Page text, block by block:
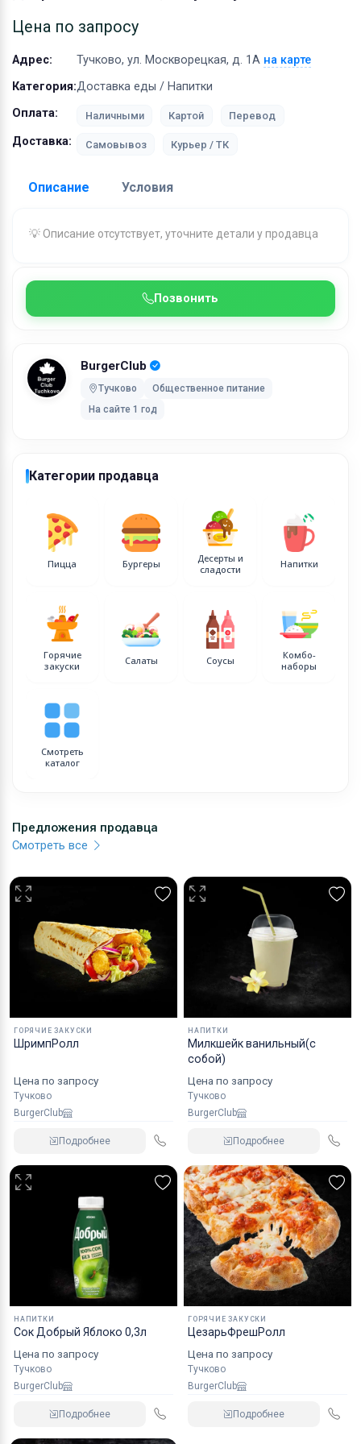
Позвонить
BurgerClub
Тучково
Общественное питание
На сайте 1 год
Категории продавца
Пицца Бургеры
Десерты и
сладости
Напитки
Горячие
закуски
Салаты Соусы
Комбо-
наборы
Смотреть
каталог
Цена по запросу
Адрес: Тучково, ул. Москворецкая, д. 1А на карте
Категория:Доставка еды / Напитки
Оплата:
Наличными Картой Перевод
Доставка: Самовывоз Курьер / ТК
Описание Условия
💡 Описание отсутствует, уточните детали у продавца
Доставка:
Предложения продавца
Смотреть все
ГОРЯЧИЕ ЗАКУСКИ
ШримпРолл
Цена по запросу
Тучково
BurgerClub
Подробнее
НАПИТКИ
Милкшейк ванильный(с
собой)
Цена по запросу
Тучково
BurgerClub
Подробнее
НАПИТКИ
Сок Добрый Яблоко 0,3л
Цена по запросу
Тучково
BurgerClub
Подробнее
ГОРЯЧИЕ ЗАКУСКИ
ЦезарьФрешРолл
Цена по запросу
Тучково
BurgerClub
Подробнее
Материалы